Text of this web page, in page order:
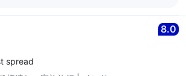
in an in-depth manner. Thank you so
caused to you and hope you would
to serve you better. Please contact
8.0
spread